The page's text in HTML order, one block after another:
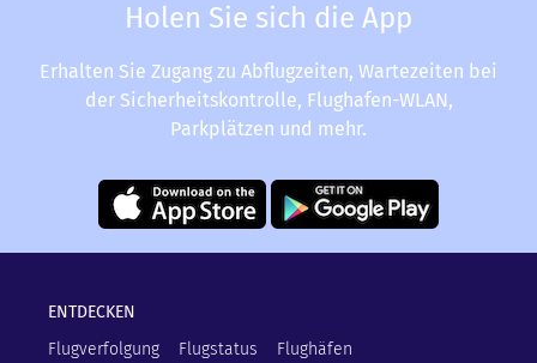
Holen Sie sich die App
Erhalten Sie Zugang zu Abflugzeiten, Wartezeiten bei
der Sicherheitskontrolle, Flughafen-WLAN,
Parkplätzen und mehr.
ENTDECKEN
Flugverfolgung
Flugstatus Flughäfen